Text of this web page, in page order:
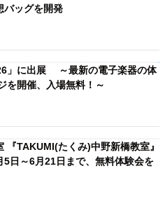
バッグを開発
」に出展 ～最新の電子楽器の体
を開催、入場無料！～
TAKUMI(たくみ)中野新橋教室』
日～6月21日まで、無料体験会を